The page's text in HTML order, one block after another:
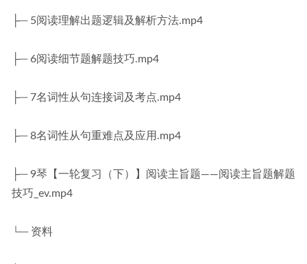
├─ 5阅读理解出题逻辑及解析方法.mp4
├─ 6阅读细节题解题技巧.mp4
├─ 7名词性从句连接词及考点.mp4
├─ 8名词性从句重难点及应用.mp4
├─ 9琴【一轮复习（下）】阅读主旨题——阅读主旨题解题
技巧_ev.mp4
└─ 资料